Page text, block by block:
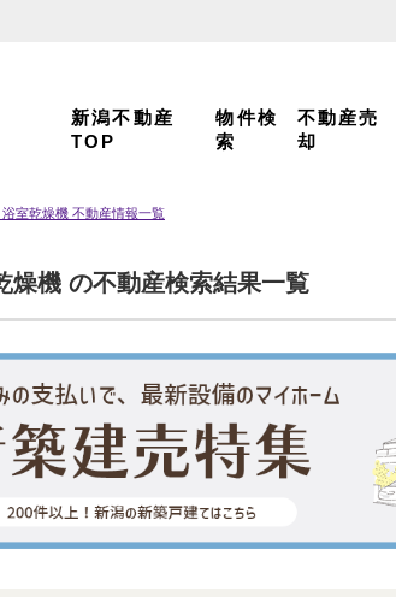
新潟不動産
TOP
物件検
索
不動産売
却
室乾燥機 不動産情報一覧
燥機 の不動産検索結果一覧